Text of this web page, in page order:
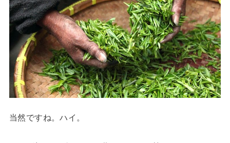
当然ですね。ハイ。